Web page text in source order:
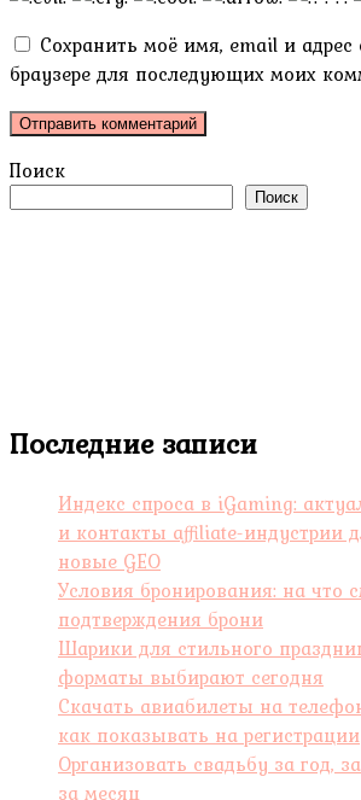
Сохранить моё имя, email и адрес
браузере для последующих моих
Поиск
Поиск
Последние записи
Индекс спроса в iGaming:
и контакты affiliate-индустрии
новые GEO
Условия бронирования: на что
подтверждения брони
Шарики для стильного
форматы выбирают сегодня
Скачать авиабилеты на
как показывать на регистрации
Организовать свадьбу за год,
за месяц